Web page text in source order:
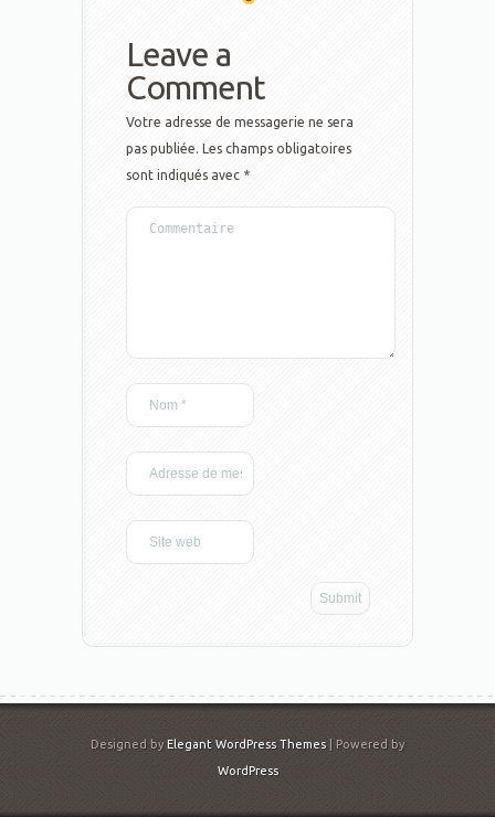
Leave a
Comment
Votre adresse de messagerie ne sera
pas publiée. Les champs obligatoires
sont indiqués avec *
Designed byElegant WordPress Themes | Powered by
WordPress